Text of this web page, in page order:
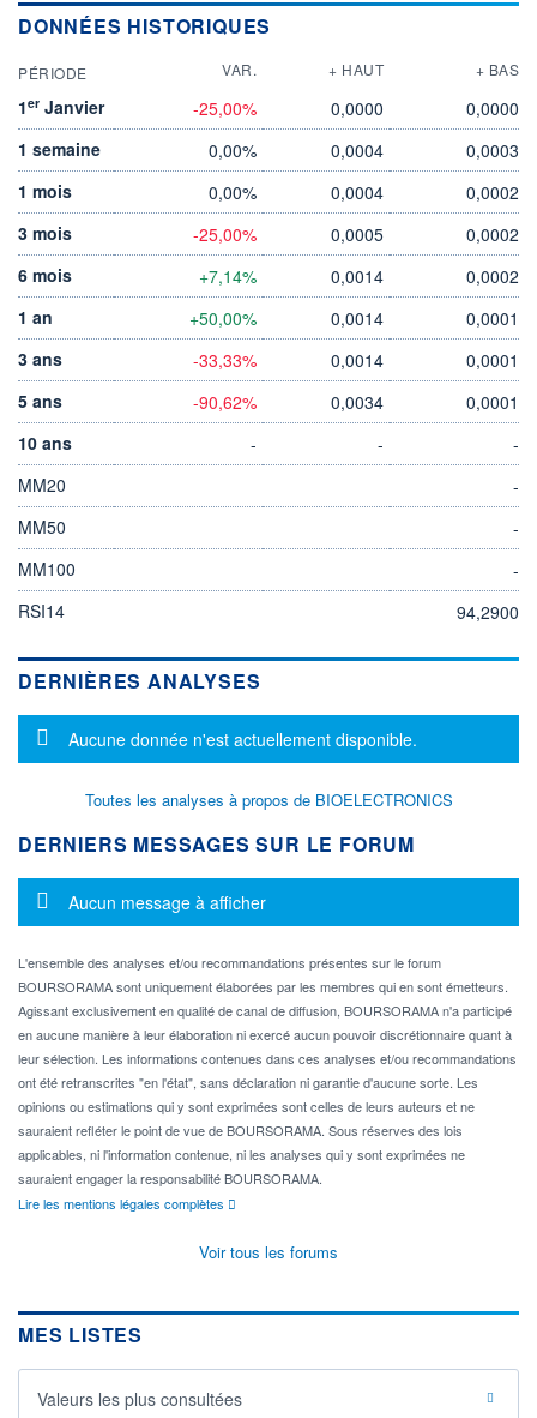
DONNÉES HISTORIQUES
PÉRIODE VAR. + HAUT + BAS
1er Janvier -25,00% 0,0000
0,0000
1 semaine
0,00% 0,0004
0,0003
1 mois
0,00% 0,0004
0,0002
3 mois
-25,00% 0,0005
0,0002
6 mois
+7,14% 0,0014
0,0002
1 an
+50,00% 0,0014
0,0001
3 ans
-33,33% 0,0014
0,0001
5 ans
-90,62% 0,0034
0,0001
10 ans
- -
-
MM20
-
MM50
-
MM100
-
RSI14
94,2900
DERNIÈRES ANALYSES
Message d'information
Aucune donnée n'est actuellement disponible.
Toutes les analyses à propos de BIOELECTRONICS
DERNIERS MESSAGES SUR LE FORUM
Message d'information
Aucun message à afficher
L'ensemble des analyses et/ou recommandations présentes sur le forum
BOURSORAMA sont uniquement élaborées par les membres qui en sont émetteurs.
Agissant exclusivement en qualité de canal de diffusion, BOURSORAMA n'a participé
en aucune manière à leur élaboration ni exercé aucun pouvoir discrétionnaire quant à
leur sélection. Les informations contenues dans ces analyses et/ou recommandations
ont été retranscrites "en l'état", sans déclaration ni garantie d'aucune sorte. Les
opinions ou estimations qui y sont exprimées sont celles de leurs auteurs et ne
sauraient refléter le point de vue de BOURSORAMA. Sous réserves des lois
applicables, ni l'information contenue, ni les analyses qui y sont exprimées ne
sauraient engager la responsabilité BOURSORAMA.
Lire les mentions légales complètes
Voir tous les forums
MES LISTES
Valeurs les plus consultées